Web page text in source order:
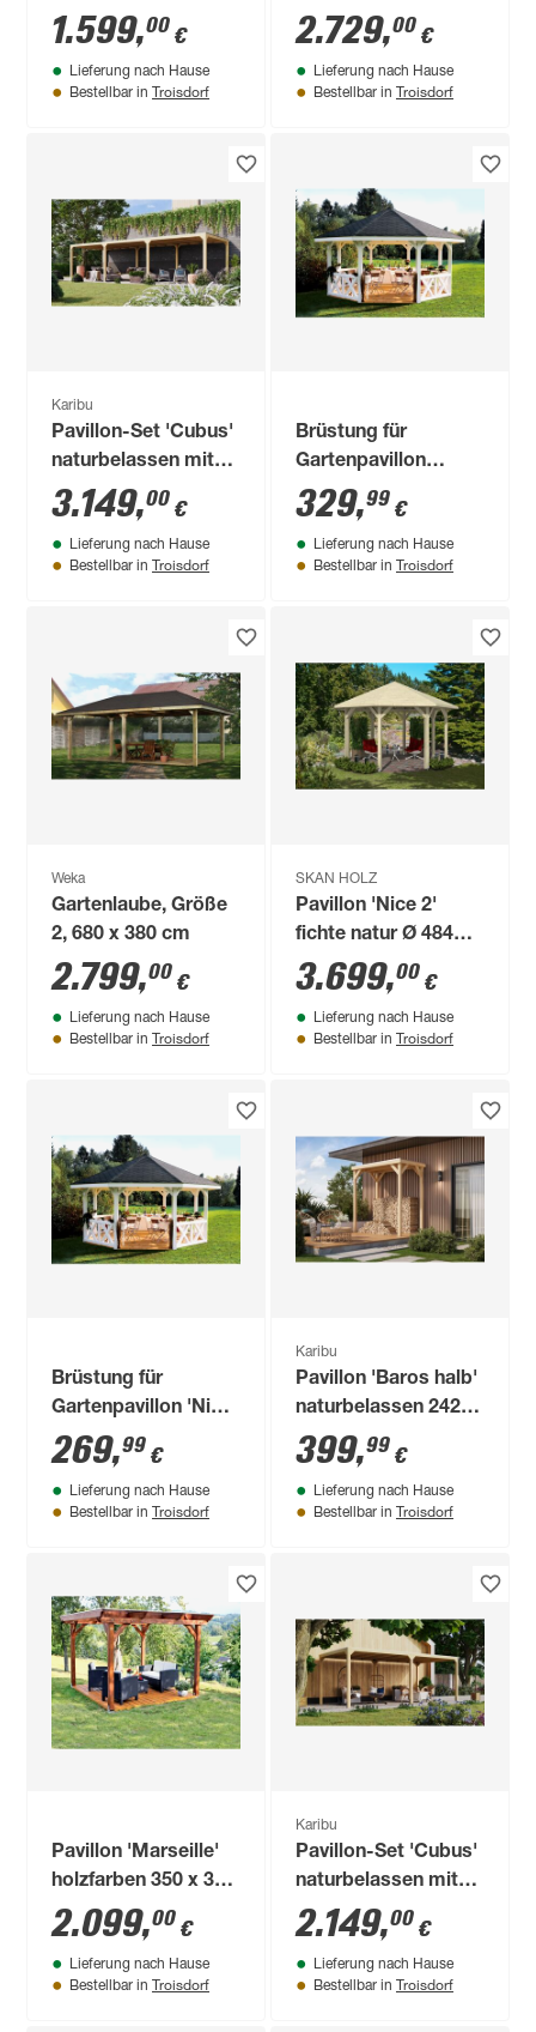
kesseldruckimprägniert
359 x 359 cm
1.599,00 €
Lieferung nach Hause
Bestellbar in Troisdorf
366 x 320 cm
2.729,00 €
Lieferung nach Hause
Bestellbar in Troisdorf
Karibu
Pavillon-Set 'Cubus'
naturbelassen mit
zwei Verlängerungen
3.149,00 €
Lieferung nach Hause
Bestellbar in Troisdorf
Brüstung für
Gartenpavillon
'Nancy Größe 3'
naturfarben 180 x 84
cm
329,99 €
Lieferung nach Hause
Bestellbar in Troisdorf
Weka
Gartenlaube, Größe
2, 680 x 380 cm
2.799,00 €
Lieferung nach Hause
Bestellbar in Troisdorf
SKAN HOLZ
Pavillon 'Nice 2'
fichte natur Ø 484
cm
3.699,00 €
Lieferung nach Hause
Bestellbar in Troisdorf
Brüstung für
Gartenpavillon 'Nice
Größe 2' naturfarben
150 x 84 cm
269,99 €
Lieferung nach Hause
Bestellbar in Troisdorf
Karibu
Pavillon 'Baros halb'
naturbelassen 242 x
243 x 135,5 cm
399,99 €
Lieferung nach Hause
Bestellbar in Troisdorf
Pavillon 'Marseille'
holzfarben 350 x 327
cm
2.099,00 €
Lieferung nach Hause
Bestellbar in Troisdorf
Karibu
Pavillon-Set 'Cubus'
naturbelassen mit
Verlängerung
2.149,00 €
Lieferung nach Hause
Bestellbar in Troisdorf